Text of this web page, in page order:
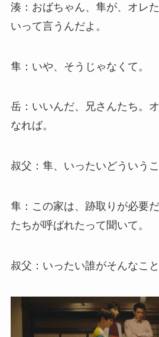
湊：おばちゃん、隼が、オレ
いって言うんだよ。
隼：いや、そうじゃなくて。
岳：いいんだ、兄さんたち。
なれば。
叔父：隼、いったいどういうこ
隼：この家は、跡取りが必要
たちが呼ばれたって聞いて。
叔父：いったい誰がそんなこと